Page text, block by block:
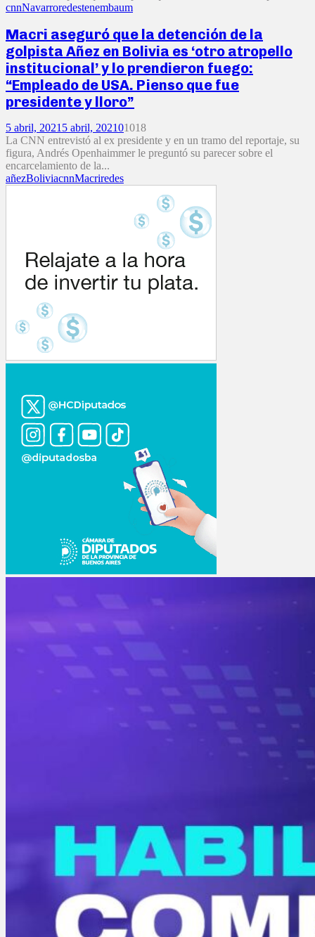
cnnNavarroredestenembaum
Macri aseguró que la detención de la
golpista Añez en Bolivia es ‘otro atropello
institucional’ y lo prendieron fuego:
“Empleado de USA. Pienso que fue
presidente y lloro”
5 abril, 20215 abril, 202101018
La CNN entrevistó al ex presidente y en un tramo del reportaje, su
figura, Andrés Openhaimmer le preguntó su parecer sobre el
encarcelamiento de la...
añezBoliviacnnMacriredes